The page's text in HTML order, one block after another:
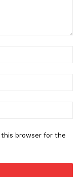
this browser for the